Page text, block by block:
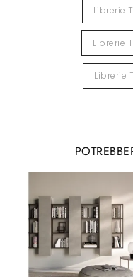
Librerie
Librerie
Librerie